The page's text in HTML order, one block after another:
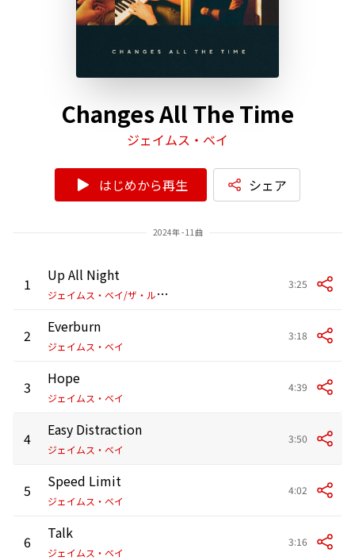
Changes All The Time
ジェイムス・ベイ
はじめから再生 シェア
2024年 - 11曲
1
Up All Night
ジ
ェイムス・ベイ/ザ・ルミニアーズ/ノア・カーン
3:25
2 Everburn
ジェイムス・ベイ
3:18
3 Hope
ジェイムス・ベイ
4:39
4 Easy Distraction
ジェイムス・ベイ
3:50
5 Speed Limit
ジェイムス・ベイ
4:02
6 Talk
ジェイムス・ベイ
3:16